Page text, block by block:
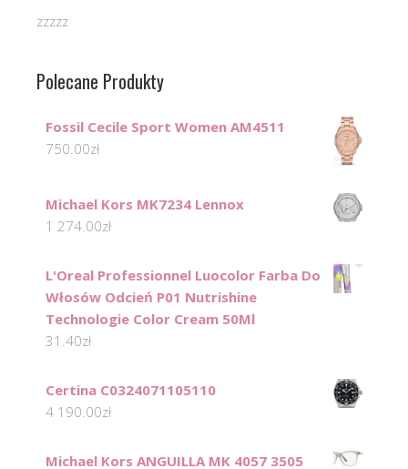
zzzzz
Polecane Produkty
Fossil Cecile Sport Women AM4511
750.00zł
Michael Kors MK7234 Lennox
1 274.00zł
L'Oreal Professionnel Luocolor Farba Do
Włosów Odcień P01 Nutrishine
Technologie Color Cream 50Ml
31.40zł
Certina C0324071105110
4 190.00zł
Michael Kors ANGUILLA MK 4057 3505